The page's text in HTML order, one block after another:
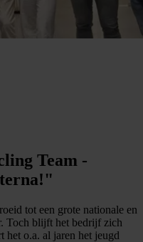
Team -
tot een grote nationale en
Toch blijft het bedrijf zich
het o.a. al jaren het jeugd